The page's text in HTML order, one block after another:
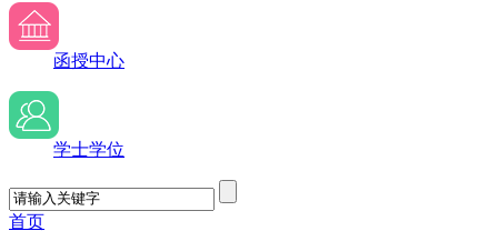
函授中心
学士学位
首页